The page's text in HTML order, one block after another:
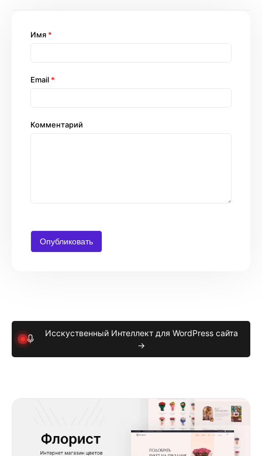
Комментарий
Имя *
Email *
Исскуственный Интеллект для WordPress сайта
→